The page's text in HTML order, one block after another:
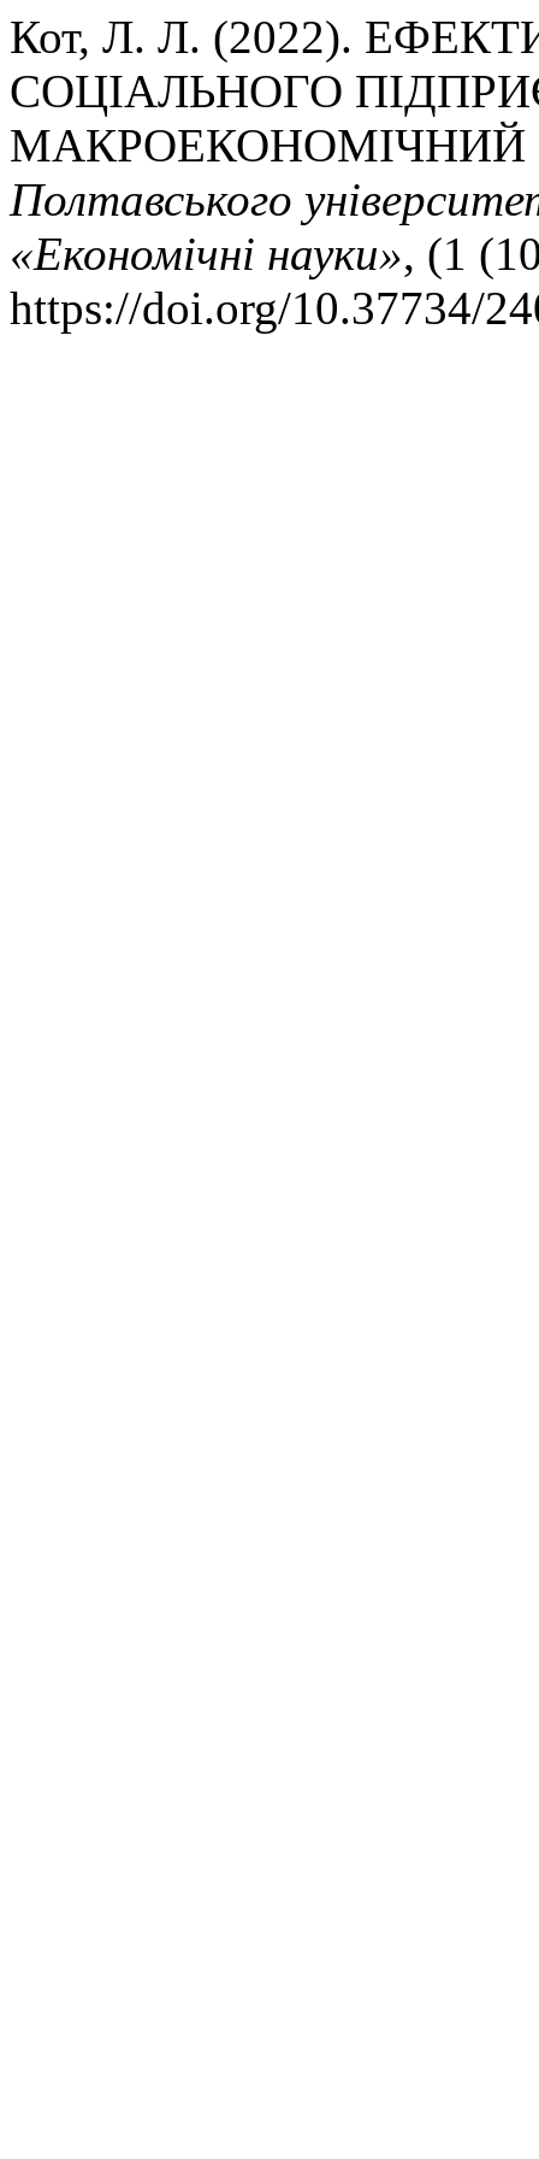
Кот, Л. Л. (2022).
СОЦІАЛЬНОГО
МАКРОЕКОНОМІЧНИЙ
Полтавського
«Економічні науки», (1
https://doi.org/10.37734/